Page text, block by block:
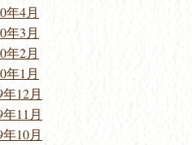
年4月
年3月
年2月
年1月
年12月
年11月
年10月